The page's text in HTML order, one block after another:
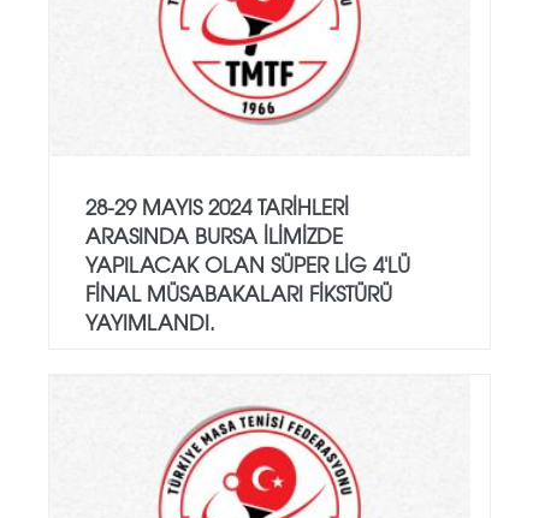
28-29 MAYIS 2024 TARIHLERI
ARASINDA BURSA ILIMIZDE
YAPILACAK OLAN SÜPER LIG 4'LÜ
FINAL MÜSABAKALARI FIKSTÜRÜ
YAYIMLANDI.